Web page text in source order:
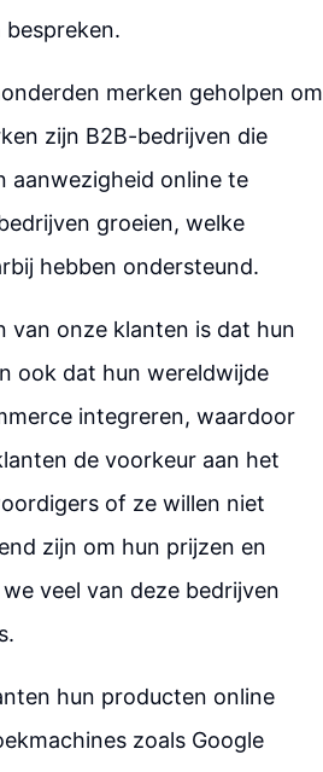
merken geholpen om
zijn B2B-bedrijven die
aanwezigheid online te
groeien, welke
hebben ondersteund.
van onze klanten is dat hun
ook dat hun wereldwijde
integreren, waardoor
de voorkeur aan het
of ze willen niet
zijn om hun prijzen en
veel van deze bedrijven
hun producten online
zoals Google